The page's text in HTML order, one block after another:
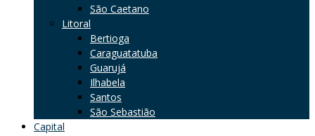
São Caetano
Litoral
Bertioga
Caraguatatuba
Guarujá
Ilhabela
Santos
São Sebastião
Capital